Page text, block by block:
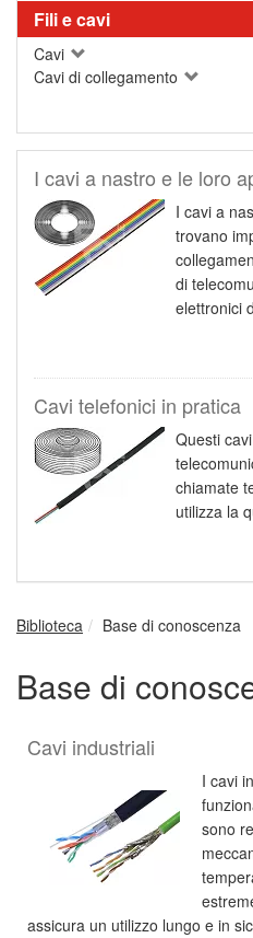
Fili e cavi
Cavi
Cavi di collegamento
I cavi a nastro e le loro
I cavi a
trovano
di
elettronici
Cavi telefonici in pratica
Questi
chiamate
utilizza la
Biblioteca Base di conoscenza
Base di
Cavi industriali
I cavi
sono
assicura un utilizzo lungo e in